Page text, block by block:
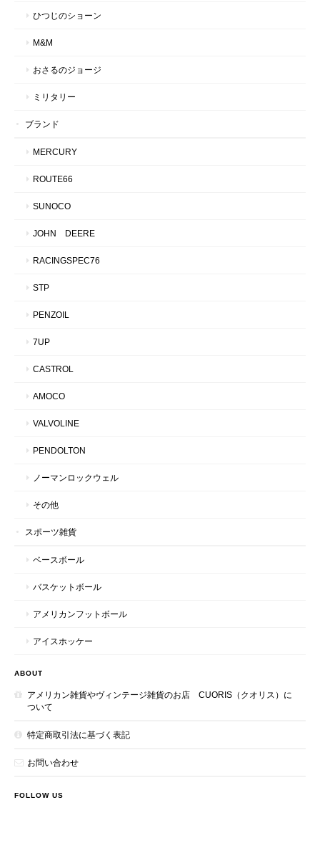
ひつじのショーン
M&M
おさるのジョージ
ミリタリー
ブランド
MERCURY
ROUTE66
SUNOCO
JOHN DEERE
RACINGSPEC76
STP
PENZOIL
7UP
CASTROL
AMOCO
VALVOLINE
PENDOLTON
ノーマンロックウェル
その他
スポーツ雑貨
ベースボール
バスケットボール
アメリカンフットボール
アイスホッケー
ABOUT
アメリカン雑貨やヴィンテージ雑貨のお店 CUORIS（クオリス）に
ついて
特定商取引法に基づく表記
お問い合わせ
FOLLOW US